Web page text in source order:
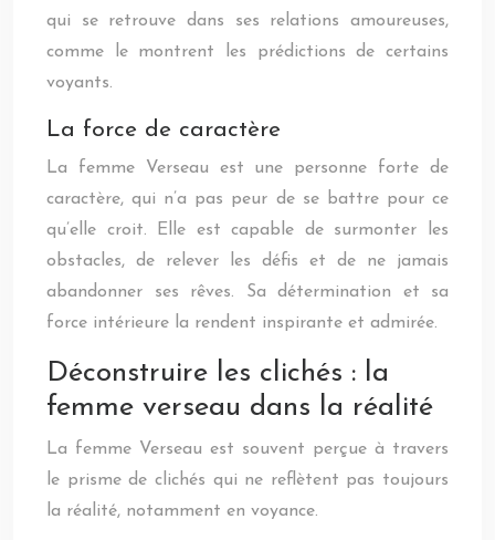
qui se retrouve dans ses relations amoureuses,
comme le montrent les prédictions de certains
voyants.
La force de caractère
La femme Verseau est une personne forte de
caractère, qui n’a pas peur de se battre pour ce
qu’elle croit. Elle est capable de surmonter les
obstacles, de relever les défis et de ne jamais
abandonner ses rêves. Sa détermination et sa
force intérieure la rendent inspirante et admirée.
Déconstruire les clichés : la
femme verseau dans la réalité
La femme Verseau est souvent perçue à travers
le prisme de clichés qui ne reflètent pas toujours
la réalité, notamment en voyance.